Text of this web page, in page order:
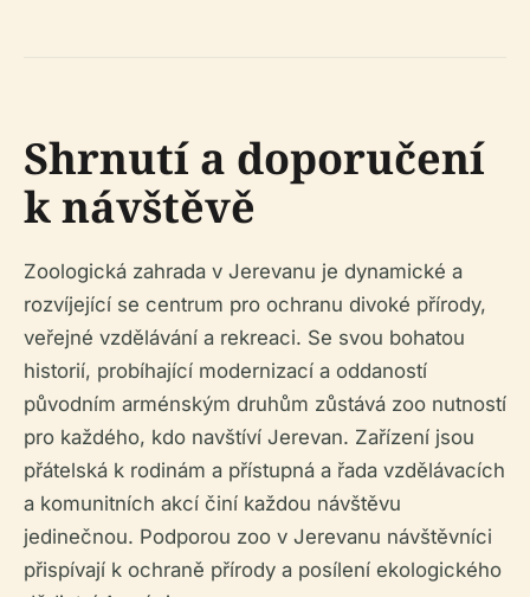
Shrnutí a doporučení
k návštěvě
Zoologická zahrada v Jerevanu je dynamické a
rozvíjející se centrum pro ochranu divoké přírody,
veřejné vzdělávání a rekreaci. Se svou bohatou
historií, probíhající modernizací a oddaností
původním arménským druhům zůstává zoo nutností
pro každého, kdo navštíví Jerevan. Zařízení jsou
přátelská k rodinám a přístupná a řada vzdělávacích
a komunitních akcí činí každou návštěvu
jedinečnou. Podporou zoo v Jerevanu návštěvníci
přispívají k ochraně přírody a posílení ekologického